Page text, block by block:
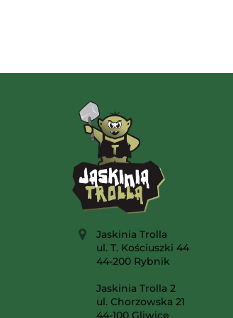
Jaskinia Trolla
ul. T. Kościuszki 44
44-200 Rybnik
Jaskinia Trolla 2
ul. Chorzowska 21
44-100 Gliwice